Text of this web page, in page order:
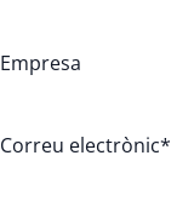
Empresa
Correu electrònic*